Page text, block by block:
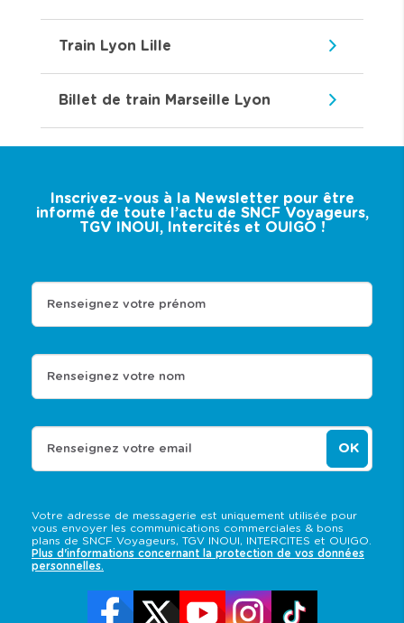
Train Lyon Lille
Billet de train Marseille Lyon
Inscrivez-vous à la Newsletter pour être
informé de toute l’actu de SNCF Voyageurs,
TGV INOUI, Intercités et OUIGO !
Votre adresse de messagerie est uniquement utilisée pour
vous envoyer les communications commerciales & bons
plans de SNCF Voyageurs, TGV INOUI, INTERCITES et OUIGO.
Plus d'informations concernant la protection de vos données
personnelles.
Renseignez votre prénom
Renseignez votre nom
Renseignez votre email OK